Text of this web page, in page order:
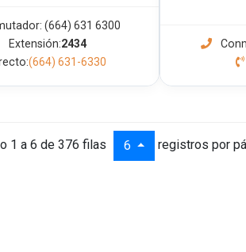
(664) 631 6300
Extensión:2434
(664) 631-6330
1 a 6 de 376 filas 6 registros por